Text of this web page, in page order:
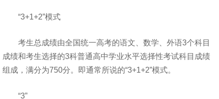
“3+1+2”模式
考生总成绩由全国统一高考的语文、数学、外语3个科目
成绩和考生选择的3科普通高中学业水平选择性考试科目成绩
组成，满分为750分。即通常所说的“3+1+2”模式。
“3”